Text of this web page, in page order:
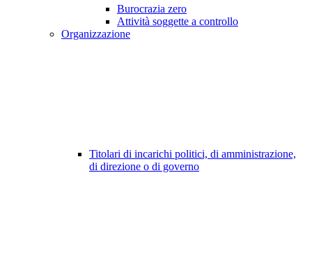
Burocrazia zero
Attività soggette a controllo
Organizzazione
Titolari di incarichi politici, di amministrazione,
di direzione o di governo